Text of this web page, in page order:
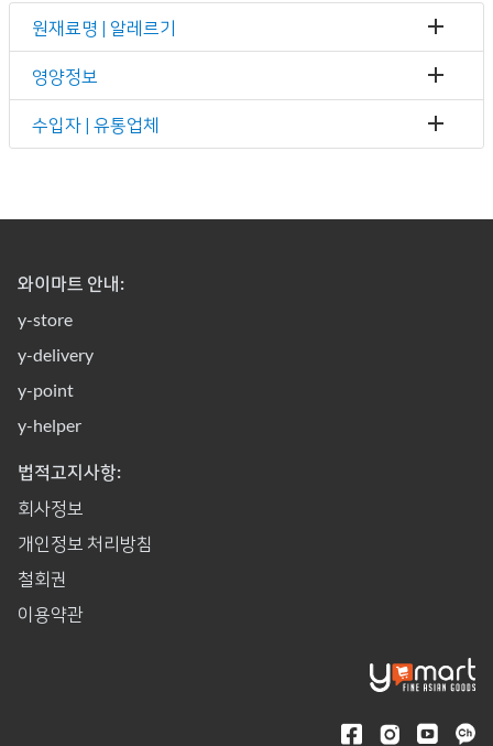
원재료명 | 알레르기
영양정보
수입자 | 유통업체
와이마트 안내:
y-store
y-delivery
y-point
y-helper
법적고지사항:
회사정보
개인정보 처리방침
철회권
이용약관